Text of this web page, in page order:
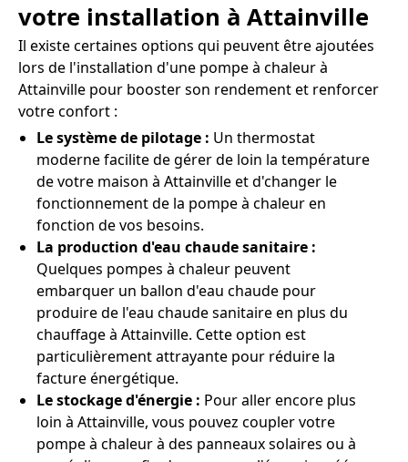
votre installation à Attainville
Il existe certaines options qui peuvent être ajoutées
lors de l'installation d'une pompe à chaleur à
Attainville pour booster son rendement et renforcer
votre confort :
Le système de pilotage : Un thermostat
moderne facilite de gérer de loin la température
de votre maison à Attainville et d'changer le
fonctionnement de la pompe à chaleur en
fonction de vos besoins.
La production d'eau chaude sanitaire :
Quelques pompes à chaleur peuvent
embarquer un ballon d'eau chaude pour
produire de l'eau chaude sanitaire en plus du
chauffage à Attainville. Cette option est
particulièrement attrayante pour réduire la
facture énergétique.
Le stockage d'énergie : Pour aller encore plus
loin à Attainville, vous pouvez coupler votre
pompe à chaleur à des panneaux solaires ou à